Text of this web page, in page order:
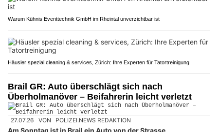
Warum Kühnis Eventtechnik GmbH im Rheintal unverzichtbar ist
Häusler spezial cleaning & services, Zürich: Ihre Experten für Tatortreinigung
Brail GR: Auto überschlägt sich nach
Überholmanöver – Beifahrerin leicht verletzt
27.07.26 VON POLIZEI.NEWS REDAKTION